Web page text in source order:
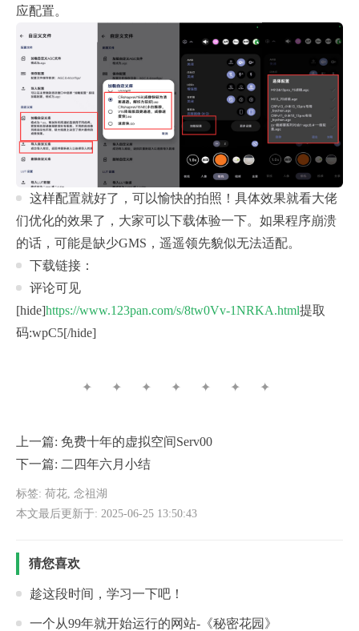
应配置。
这样配置就好了，可以愉快的拍照！具体效果就看大佬
们优化的效果了，大家可以下载体验一下。如果程序崩溃
的话，可能是缺少GMS，遥遥领先貌似无法适配。
下载链接：
评论可见
[hide]https://www.123pan.com/s/8tw0Vv-1NRKA.html提取
码:wpC5[/hide]
✦ ✦ ✦ ✦ ✦ ✦ ✦
上一篇: 免费十年的虚拟空间Serv00
下一篇: 二四年六月小结
标签: 荷花 念祖湖
本文最后更新于: 2025-06-25 13:50:43
猜您喜欢
趁这段时间，学习一下吧！
一个从99年就开始运行的网站-《秘密花园》